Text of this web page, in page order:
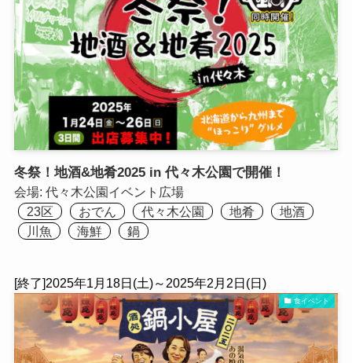
冬祭！地酒&地肴2025 in 代々木公園で開催！
会場: 代々木公園イベント広場
23区
おでん 代々木公園 地肴
地酒
川魚
海鮮 鍋
[終了]2025年1月18日(土)～2025年2月2日(日)
食イベント